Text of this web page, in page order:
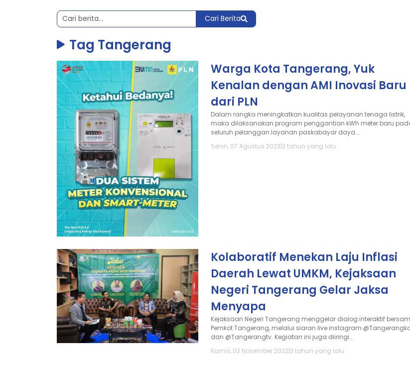
Cari Berita
Tag Tangerang
Warga Kota Tangerang, Yuk
Kenalan dengan AMI Inovasi Baru
dari PLN
Dalam rangka meningkatkan kualitas pelayanan tenaga listrik,
maka dilaksanakan program penggantian kWh meter baru
seluruh pelanggan layanan paskabayar daya...
Senin, 07 Agustus 2023|2 tahun yang lalu
Kolaboratif Menekan Laju Inflasi
Daerah Lewat UMKM, Kejaksaan
Negeri Tangerang Gelar Jaksa
Menyapa
Kejaksaan Negeri Tangerang menggelar dialog interaktif
Pemkot Tangerang, melalui siaran live instagram
dan @Tangerangtv. Kegiatan ini juga diiringi...
Kamis, 03 November 2022|3 tahun yang lalu